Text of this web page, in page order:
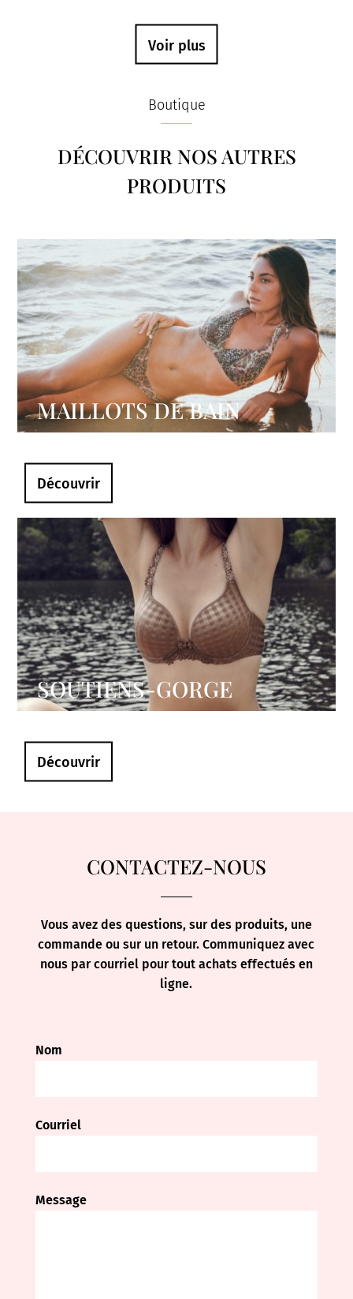
Voir plus
Boutique
DÉCOUVRIR NOS AUTRES
PRODUITS
MAILLOTS DE BAIN
Découvrir
SOUTIENS-GORGE
Découvrir
CONTACTEZ-NOUS
Vous avez des questions, sur des produits, une
commande ou sur un retour. Communiquez avec
nous par courriel pour tout achats effectués en
ligne.
Nom
Courriel
Message